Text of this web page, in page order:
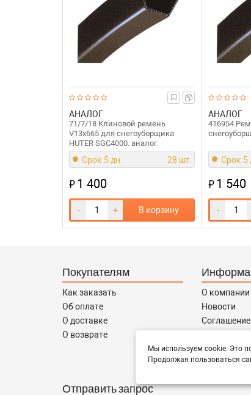
АНАЛОГ
71/7/18 Клиновой ремень
V13x665 для снегоуборщика
HUTER SGC4000. аналог
Срок 5 дн. 28 шт.
₽1 400
- + В корзину
АНАЛОГ
416954
Срок 5
₽1 540
-
Покупателям
Как заказать
Об оплате
О доставке
О возврате
О компании
Новости
Соглашение
Отправить запрос
Мы используем cookie. Это
Продолжая пользоваться